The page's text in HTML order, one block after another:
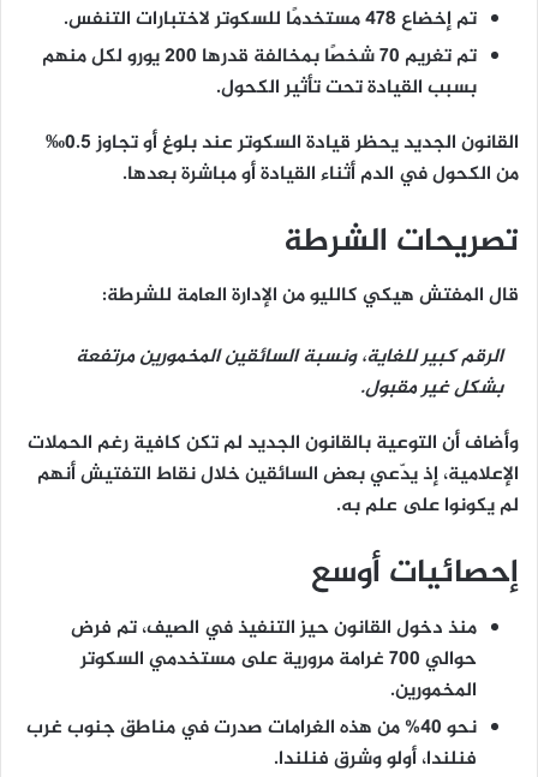
تم إخضاع478 مستخدمًا للسكوتر لاختبارات التنفس
.
تم تغريم 70 شخصًا بمخالفة قدرها 200 يورو
لكل منهم
بسبب القيادة تحت تأثير الكحول.
القانون الجديد يحظر قيادة السكوتر عند بلوغ أو تجاوز
0.5‰
من الكحول في الدمأثناء القيادة أو مباشرة بعدها.
تصريحات الشرطة
قال المفتشهيكي كالليومن الإدارة العامة للشرطة:
الرقم كبير للغاية، ونسبة السائقين المخمورين مرتفعة
بشكل غير مقبول.
وأضاف أن التوعية بالقانون الجديد لم تكن كافية رغم الحملات
الإعلامية، إذ يدّعي بعض السائقين خلال نقاط التفتيش أنهم
لم يكونوا على علم به.
إحصائيات أوسع
منذ دخول القانون حيز التنفيذ في الصيف، تم فرض
حوالي700 غرامة مرورية
على مستخدمي السكوتر
المخمورين.
نحو40%
من هذه الغرامات صدرت في مناطق جنوب غرب
فنلندا، أولو وشرق فنلندا.